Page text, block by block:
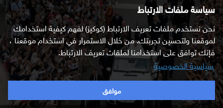
سياسة ملفات الارتباط
نحن نستخدم ملفات تعريف الارتباط (كوكيز) لفهم كيفية استخدامك
لموقعنا ولتحسين تجربتك. من خلال الاستمرار في استخدام موقعنا ،
فإنك توافق على استخدامنا لملفات تعريف الارتباط.
سياسية الخصوصية
موافق